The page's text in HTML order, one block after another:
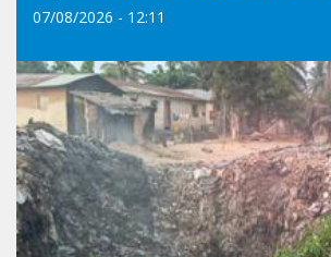
07/08/2026 - 12:11